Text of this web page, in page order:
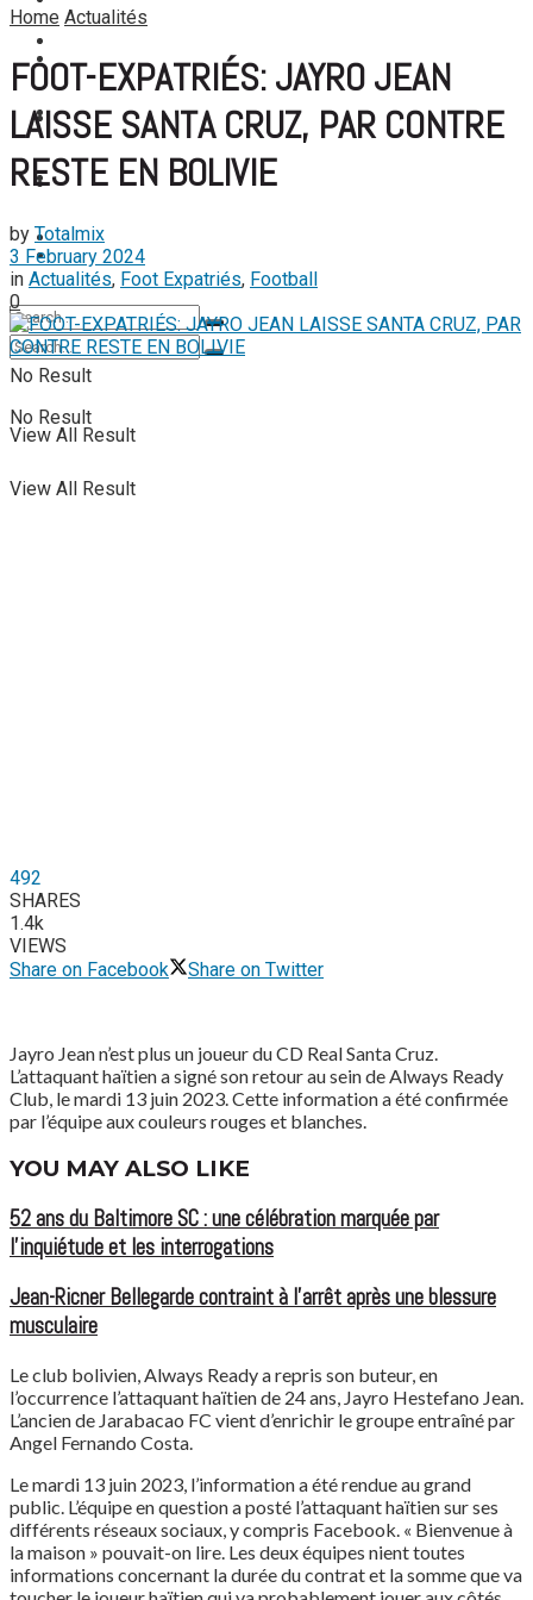
BASKETBALL
TENNIS
TENNIS DE TABLE
No Result
View All Result
FOOT EXPATRIÉS
BASKETBALL
TENNIS
TENNIS DE TABLE
No Result
View All Result
View All Result
Home Actualités
FOOT-EXPATRIÉS: JAYRO JEAN
LAISSE SANTA CRUZ, PAR CONTRE
RESTE EN BOLIVIE
by Totalmix
3 February 2024
in Actualités, Foot Expatriés, Football
0
492
SHARES
1.4k
VIEWS
Share on Facebook
Share on Twitter
Jayro Jean n’est plus un joueur du CD Real Santa Cruz.
L’attaquant haïtien a signé son retour au sein de Always Ready
Club, le mardi 13 juin 2023. Cette information a été confirmée
par l’équipe aux couleurs rouges et blanches.
YOU MAY ALSO LIKE
52 ans du Baltimore SC : une célébration marquée par
l’inquiétude et les interrogations
Jean-Ricner Bellegarde contraint à l’arrêt après une blessure
musculaire
Le club bolivien, Always Ready a repris son buteur, en
l’occurrence l’attaquant haïtien de 24 ans, Jayro Hestefano Jean.
L’ancien de Jarabacao FC vient d’enrichir le groupe entraîné par
Angel Fernando Costa.
Le mardi 13 juin 2023, l’information a été rendue au grand
public. L’équipe en question a posté l’attaquant haïtien sur ses
différents réseaux sociaux, y compris Facebook. « Bienvenue à
la maison » pouvait-on lire. Les deux équipes nient toutes
informations concernant la durée du contrat et la somme que va